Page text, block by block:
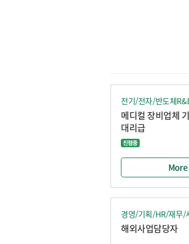
전기/전자/반도체
메디컬 장비업체
대리급
More
경영/기획/HR/재무/
해외사업담당자